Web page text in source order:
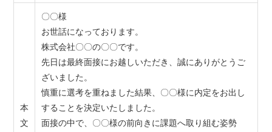
本
文
〇〇様
お世話になっております。
株式会社〇〇の〇〇です。
先日は最終面接にお越しいただき、誠にありがとうご
ざいました。
慎重に選考を重ねました結果、〇〇様に内定をお出し
することを決定いたしました。
面接の中で、〇〇様の前向きに課題へ取り組む姿勢